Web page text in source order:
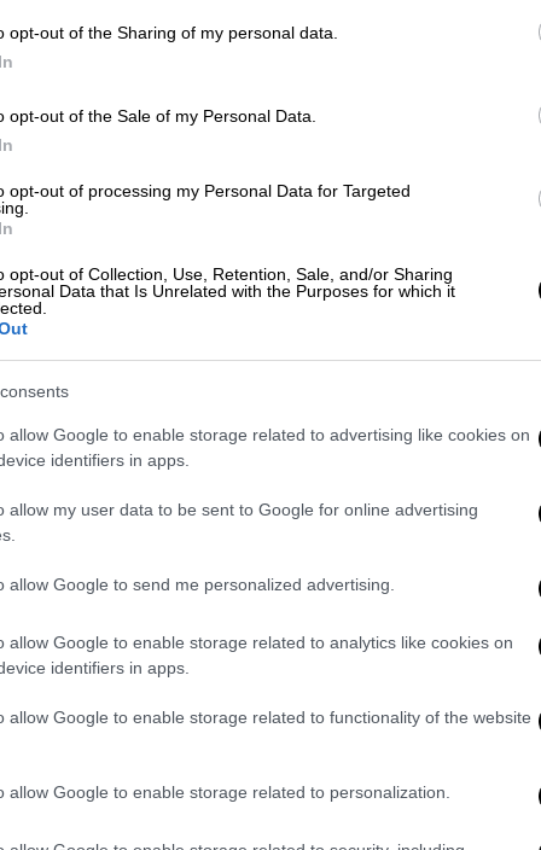
opt-out of the Sharing of my personal data.
opt-out of the Sale of my Personal Data.
opt-out of processing my Personal Data for Targeted
opt-out of Collection, Use, Retention, Sale, and/or Sharing
Data that Is Unrelated with the Purposes for which it
allow Google to enable storage related to advertising like cookies on
identifiers in apps.
allow my user data to be sent to Google for online advertising
allow Google to send me personalized advertising.
allow Google to enable storage related to analytics like cookies on
identifiers in apps.
allow Google to enable storage related to functionality of the website
allow Google to enable storage related to personalization.
κατανομή ελήφθησαν υπόψη οι
επλήγησαν από τις καταστροφικές
(1,4 %)
188,6 εκατ. ευρώ, χρηματοδοτείται από
από πόρους του ΟΑΕΔ με 56,6 εκατ.
των εγγεγραμμένων στο μητρώο
Περιφέρειες, ΚΚΠΠ κλπ. και β) την
έως 150 ωρών σε 11
θα οδηγήσει σε πιστοποίηση των
συνιστώντας μια ολοκληρωμένη
θα βοηθήσει στην εργασιακή ένταξη
γίνεται μέσω της Ενιαίας
koinophelous-kharaktera
αίτηση και στον διαδικτυακό τόπο
το σχετικό πεδίο καταχώρισης